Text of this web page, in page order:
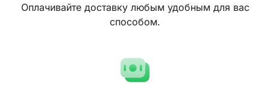
Оплачивайте доставку любым удобным для вас
способом.